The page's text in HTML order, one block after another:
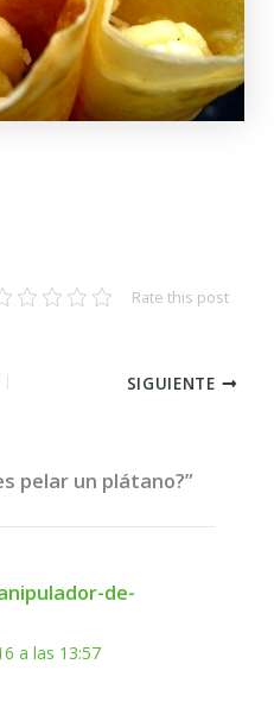
Rate this post
SIGUIENTE
pelar un plátano?”
de-
a las 13:57